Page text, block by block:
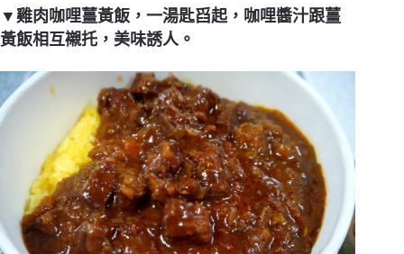
▼雞肉咖哩薑黃飯，一湯匙舀起，咖哩醬汁跟薑
黃飯相互襯托，美味誘人。